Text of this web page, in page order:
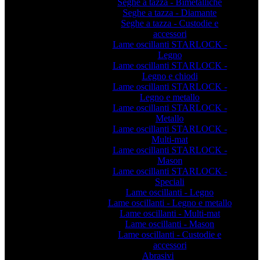
Seghe a tazza - Bimetalliche
Seghe a tazza - Diamante
Seghe a tazza - Custodie e
accessori
Lame oscillanti STARLOCK -
Legno
Lame oscillanti STARLOCK -
Legno e chiodi
Lame oscillanti STARLOCK -
Legno e metallo
Lame oscillanti STARLOCK -
Metallo
Lame oscillanti STARLOCK -
Multi-mat
Lame oscillanti STARLOCK -
Mason
Lame oscillanti STARLOCK -
Speciali
Lame oscillanti - Legno
Lame oscillanti - Legno e metallo
Lame oscillanti - Multi-mat
Lame oscillanti - Mason
Lame oscillanti - Custodie e
accessori
Abrasivi